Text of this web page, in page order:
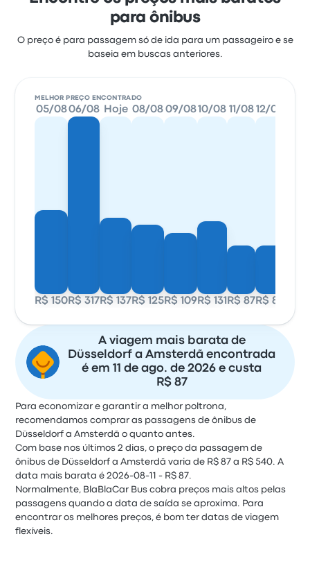
para ônibus
O preço é para passagem só de ida para um passageiro e se
baseia em buscas anteriores.
MELHOR PREÇO ENCONTRADO
05/08
R$ 150
06/08
R$ 317
Hoje
R$ 137
08/08
R$ 125
09/08
R$ 109
10/08
R$ 131
11/08
R$ 87
12/08
R$ 87
A viagem mais barata de
Düsseldorf a Amsterdã encontrada
é em 11 de ago. de 2026 e custa
R$ 87
Para economizar e garantir a melhor poltrona,
recomendamos comprar as passagens de ônibus de
Düsseldorf a Amsterdã o quanto antes.
Com base nos últimos 2 dias, o preço da passagem de
ônibus de Düsseldorf a Amsterdã varia de R$ 87 a R$ 540. A
data mais barata é 2026-08-11 - R$ 87.
Normalmente, BlaBlaCar Bus cobra preços mais altos pelas
passagens quando a data de saída se aproxima. Para
encontrar os melhores preços, é bom ter datas de viagem
flexíveis.